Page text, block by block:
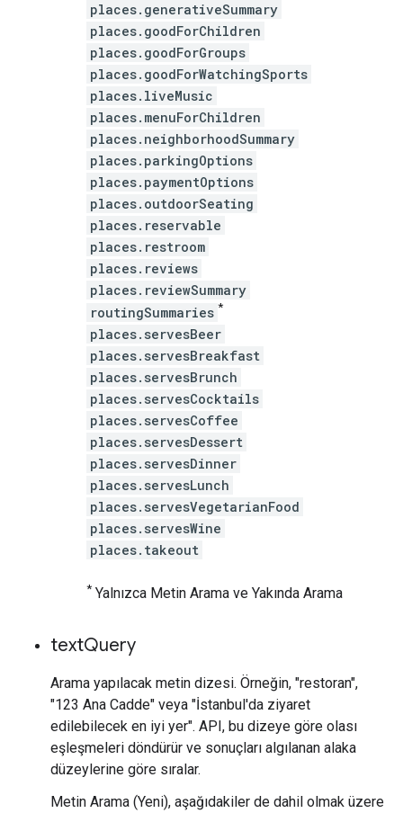
places.generativeSummary
places.goodForChildren
places.goodForGroups
places.goodForWatchingSports
places.liveMusic
places.menuForChildren
places.neighborhoodSummary
places.parkingOptions
places.paymentOptions
places.outdoorSeating
places.reservable
places.restroom
places.reviews
places.reviewSummary
routingSummaries *
places.servesBeer
places.servesBreakfast
places.servesBrunch
places.servesCocktails
places.servesCoffee
places.servesDessert
places.servesDinner
places.servesLunch
places.servesVegetarianFood
places.servesWine
places.takeout
* Yalnızca Metin Arama ve Yakında Arama
textQuery
Arama yapılacak metin dizesi. Örneğin, "restoran",
"123 Ana Cadde" veya "İstanbul'da ziyaret
edilebilecek en iyi yer". API, bu dizeye göre olası
eşleşmeleri döndürür ve sonuçları algılanan alaka
düzeylerine göre sıralar.
Metin Arama (Yeni), aşağıdakiler de dahil olmak üzere